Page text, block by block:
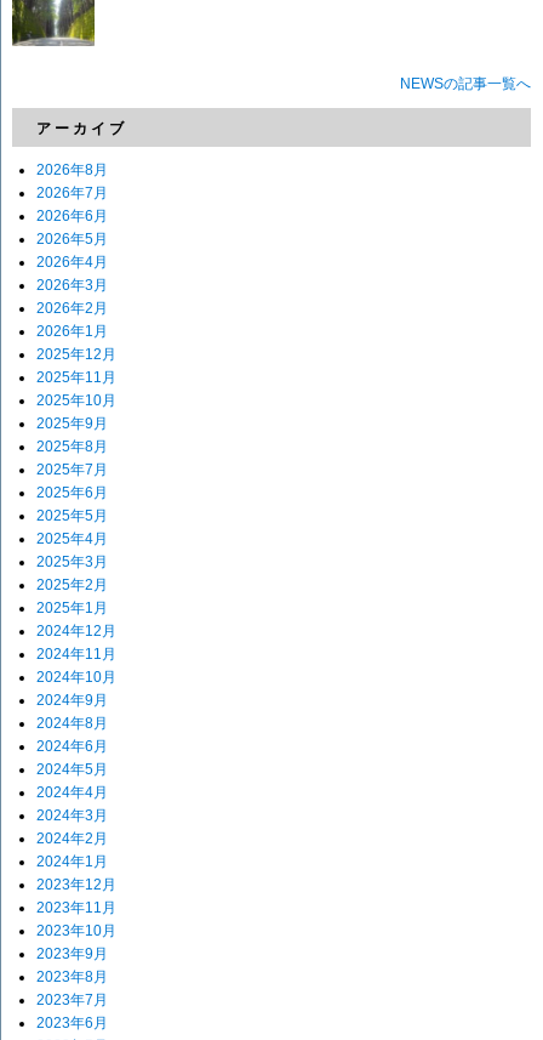
NEWSの記事一覧へ
アーカイブ
2026年8月
2026年7月
2026年6月
2026年5月
2026年4月
2026年3月
2026年2月
2026年1月
2025年12月
2025年11月
2025年10月
2025年9月
2025年8月
2025年7月
2025年6月
2025年5月
2025年4月
2025年3月
2025年2月
2025年1月
2024年12月
2024年11月
2024年10月
2024年9月
2024年8月
2024年6月
2024年5月
2024年4月
2024年3月
2024年2月
2024年1月
2023年12月
2023年11月
2023年10月
2023年9月
2023年8月
2023年7月
2023年6月